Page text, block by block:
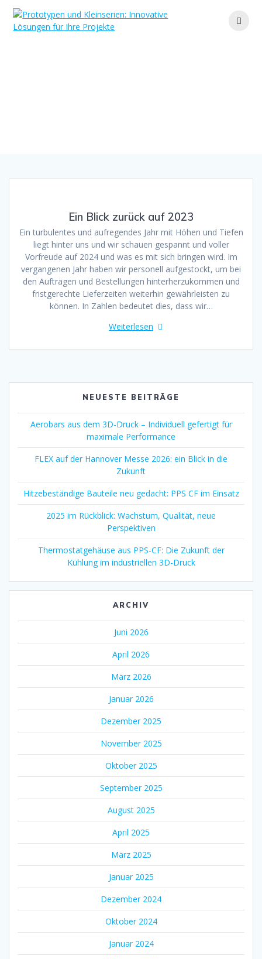
Inhalt
Ein Blick zurück auf 2023
Ein turbulentes und aufregendes Jahr mit Höhen und Tiefen
liegt hinter uns und wir schauen gespannt und voller
Vorfreude auf 2024 und was es mit sich bringen wird. Im
vergangenen Jahr haben wir personell aufgestockt, um bei
den Aufträgen und Bestellungen hinterherzukommen und
fristgerechte Lieferzeiten weiterhin gewährleisten zu
können. In Zahlen bedeutet dies, dass wir…
Weiterlesen
NEUESTE BEITRÄGE
Aerobars aus dem 3D-Druck – Individuell gefertigt für
maximale Performance
FLEX auf der Hannover Messe 2026: ein Blick in die
Zukunft
Hitzebeständige Bauteile neu gedacht: PPS CF im Einsatz
2025 im Rückblick: Wachstum, Qualität, neue
Perspektiven
Thermostatgehäuse aus PPS-CF: Die Zukunft der
Kühlung im industriellen 3D-Druck
ARCHIV
Juni 2026
April 2026
März 2026
Januar 2026
Dezember 2025
November 2025
Oktober 2025
September 2025
August 2025
April 2025
März 2025
Januar 2025
Dezember 2024
Oktober 2024
Januar 2024